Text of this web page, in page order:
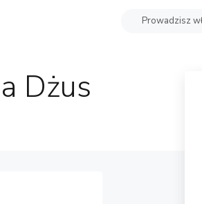
Prowadzisz
Dżus